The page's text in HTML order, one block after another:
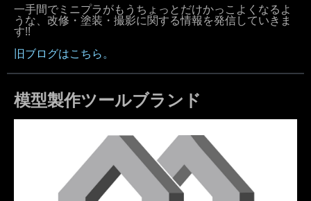
一手間でミニプラがもうちょっとだけかっこよくなるよ
うな、改修・塗装・撮影に関する情報を発信していきま
す!!
旧ブログはこちら。
模型製作ツールブランド